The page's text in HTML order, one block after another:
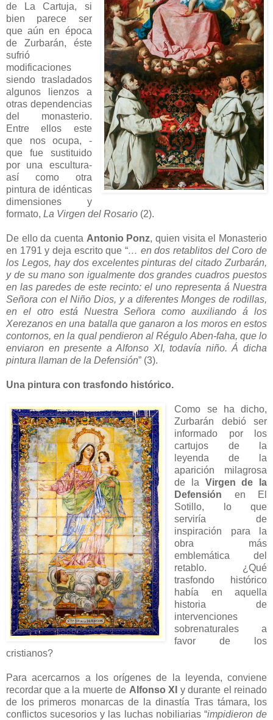
de La Cartuja, si
bien parece ser
que aún en época
de Zurbarán, éste
sufrió
modificaciones
siendo trasladados
algunos lienzos a
otras dependencias
del monasterio.
Entre ellos este
que nos ocupa, -
que fue sustituido
por una escultura-
así como otra
pintura de idénticas
dimensiones y
formato, La Virgen del Rosario (2).
De ello da cuenta Antonio Ponz, quien visita el Monasterio
en 1791 y deja escrito que “… en dos retablitos del Coro de
los Legos, hay dos excelentes pinturas del citado Zurbarán,
y de su mano son igualmente dos grandes cuadros puestos
en las paredes de este recinto: el uno representa á Nuestra
Señora con el Niño Dios, y a diferentes Monges de rodillas,
en el otro está Nuestra Señora como auxiliando á los
Xerezanos en una batalla que ganaron a los moros en estos
contornos, en la qual pendieron al Régulo Aben-faha, que lo
enviaron en presente a Alfonso XI, todavía niño. Á dicha
pintura llaman de la Defensión” (3).
Una pintura con trasfondo histórico.
Como se ha dicho,
Zurbarán debió ser
informado por los
cartujos de la
leyenda de la
aparición milagrosa
de la Virgen de la
Defensión en El
Sotillo, lo que
serviría de
inspiración para la
obra más
emblemática del
retablo. ¿Qué
trasfondo histórico
había en aquella
historia de
intervenciones
sobrenaturales a
favor de los
cristianos?
Para acercarnos a los orígenes de la leyenda, conviene
recordar que a la muerte de Alfonso XI y durante el reinado
de los primeros monarcas de la dinastía Tras támara, los
conflictos sucesorios y las luchas nobiliarias “impidieron de